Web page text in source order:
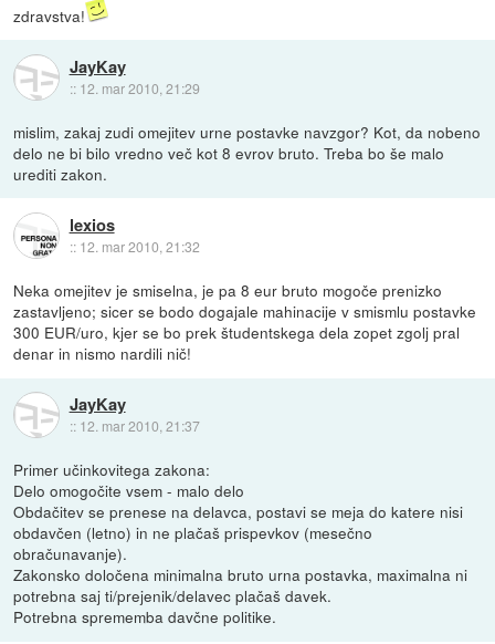
zdravstva!
JayKay
:: 12. mar 2010, 21:29
mislim, zakaj zudi omejitev urne postavke navzgor? Kot, da nobeno
delo ne bi bilo vredno več kot 8 evrov bruto. Treba bo še malo
urediti zakon.
lexios
:: 12. mar 2010, 21:32
Neka omejitev je smiselna, je pa 8 eur bruto mogoče prenizko
zastavljeno; sicer se bodo dogajale mahinacije v smismlu postavke
300 EUR/uro, kjer se bo prek študentskega dela zopet zgolj pral
denar in nismo nardili nič!
JayKay
:: 12. mar 2010, 21:37
Primer učinkovitega zakona:
Delo omogočite vsem - malo delo
Obdačitev se prenese na delavca, postavi se meja do katere nisi
obdavčen (letno) in ne plačaš prispevkov (mesečno
obračunavanje).
Zakonsko določena minimalna bruto urna postavka, maximalna ni
potrebna saj ti/prejenik/delavec plačaš davek.
Potrebna sprememba davčne politike.